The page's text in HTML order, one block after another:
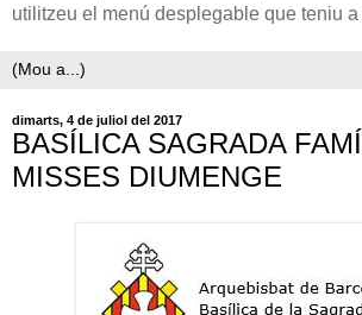
utilitzeu el menú desplegable que teniu
dimarts, 4 de juliol del 2017
BASÍLICA SAGRADA
MISSES DIUMENGE